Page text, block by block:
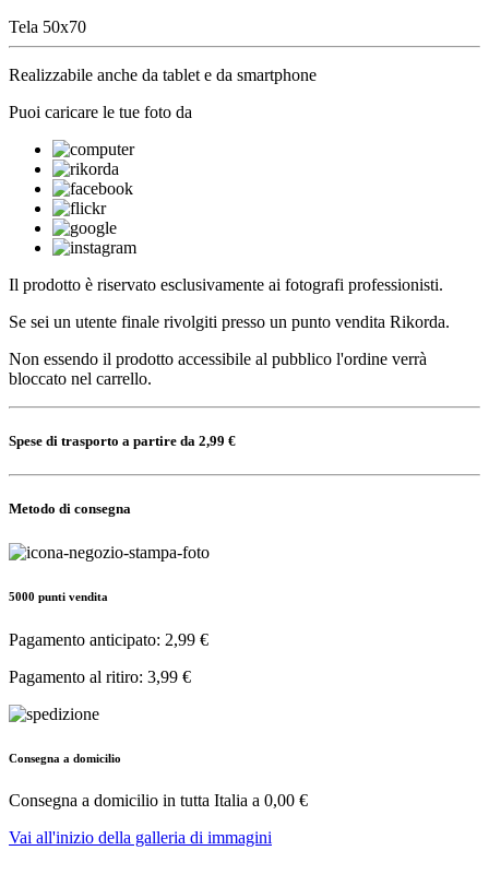
Tela 50x70
Realizzabile anche da tablet e da smartphone
Puoi caricare le tue foto da
Il prodotto è riservato esclusivamente ai fotografi professionisti.
Se sei un utente finale rivolgiti presso un punto vendita Rikorda.
Non essendo il prodotto accessibile al pubblico l'ordine verrà
bloccato nel carrello.
Spese di trasporto a partire da 2,99 €
Metodo di consegna
5000 punti vendita
Pagamento anticipato: 2,99 €
Pagamento al ritiro: 3,99 €
Consegna a domicilio
Consegna a domicilio in tutta Italia a 0,00 €
Vai all'inizio della galleria di immagini